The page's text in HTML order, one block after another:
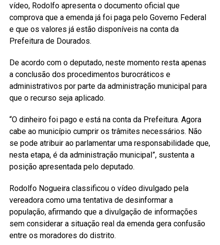
vídeo, Rodolfo apresenta o documento oficial que
comprova que a emenda já foi paga pelo Governo Federal
e que os valores já estão disponíveis na conta da
Prefeitura de Dourados.
De acordo com o deputado, neste momento resta apenas
a conclusão dos procedimentos burocráticos e
administrativos por parte da administração municipal para
que o recurso seja aplicado.
“O dinheiro foi pago e está na conta da Prefeitura. Agora
cabe ao município cumprir os trâmites necessários. Não
se pode atribuir ao parlamentar uma responsabilidade que,
nesta etapa, é da administração municipal”, sustenta a
posição apresentada pelo deputado.
Rodolfo Nogueira classificou o vídeo divulgado pela
vereadora como uma tentativa de desinformar a
população, afirmando que a divulgação de informações
sem considerar a situação real da emenda gera confusão
entre os moradores do distrito.